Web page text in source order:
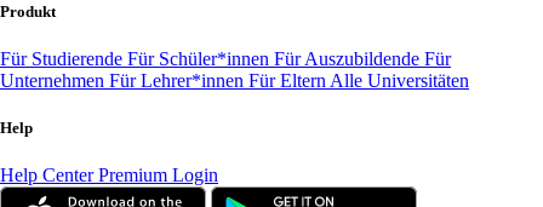
Produkt
Für Studierende Für Schüler*innen Für Auszubildende Für
Unternehmen Für Lehrer*innen Für Eltern Alle Universitäten
Help
Help CenterPremium Login